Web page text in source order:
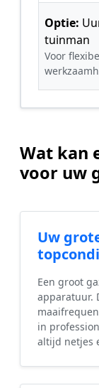
Optie:
tuinman
Voor
Wat kan
voor uw
Uw
Een groot
apparatuur.
in
altijd netjes